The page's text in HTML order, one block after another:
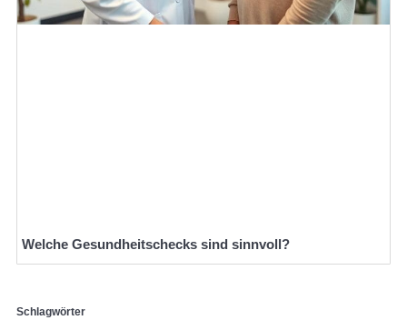
Welche Gesundheitschecks sind sinnvoll?
Schlagwörter